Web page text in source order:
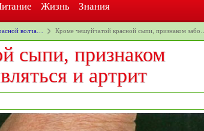
Жизнь Знания
волча… Кроме чешуйчатой красной сыпи, признаком забо…
сыпи, признаком
и артрит